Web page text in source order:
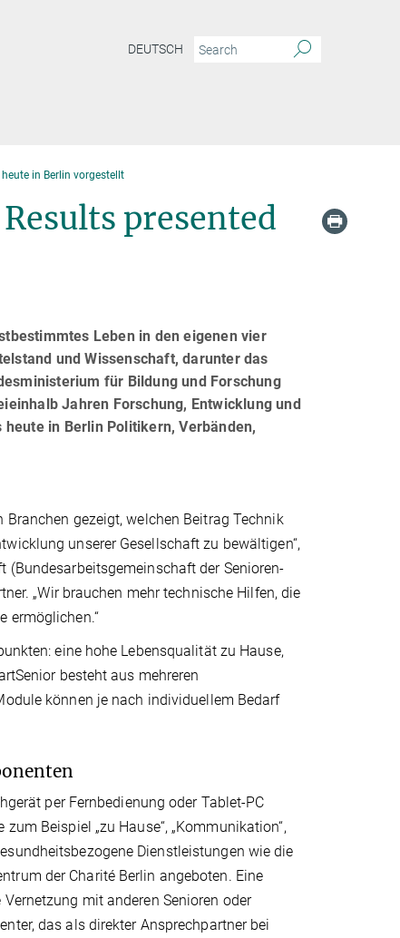
DEUTSCH
in Berlin vorgestellt
presented
Leben in den eigenen vier
und Wissenschaft, darunter das
für Bildung und Forschung
Jahren Forschung, Entwicklung und
in Berlin Politikern, Verbänden,
gezeigt, welchen Beitrag Technik
unserer Gesellschaft zu bewältigen“,
(Bundesarbeitsgemeinschaft der Senioren-
„Wir brauchen mehr technische Hilfen, die
ermöglichen.“
eine hohe Lebensqualität zu Hause,
besteht aus mehreren
können je nach individuellem Bedarf
per Fernbedienung oder Tablet-PC
Beispiel „zu Hause“, „Kommunikation“,
Dienstleistungen wie die
der Charité Berlin angeboten. Eine
mit anderen Senioren oder
das als direkter Ansprechpartner bei